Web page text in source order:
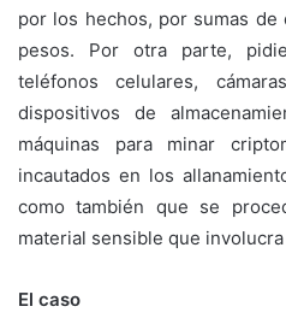
por los hechos, por sumas
pesos. Por otra parte,
teléfonos celulares,
dispositivos de
máquinas para minar
incautados en los
como también que se
material sensible que
El caso